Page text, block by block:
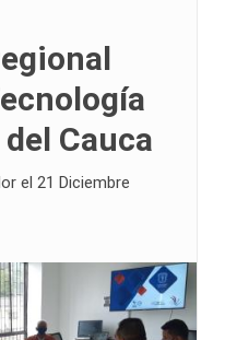
Cauca
el 21 Diciembre